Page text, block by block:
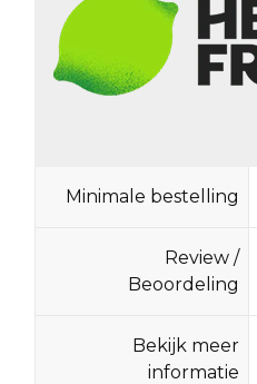
Minimale bestelling
Review /
Beoordeling
Bekijk meer
informatie